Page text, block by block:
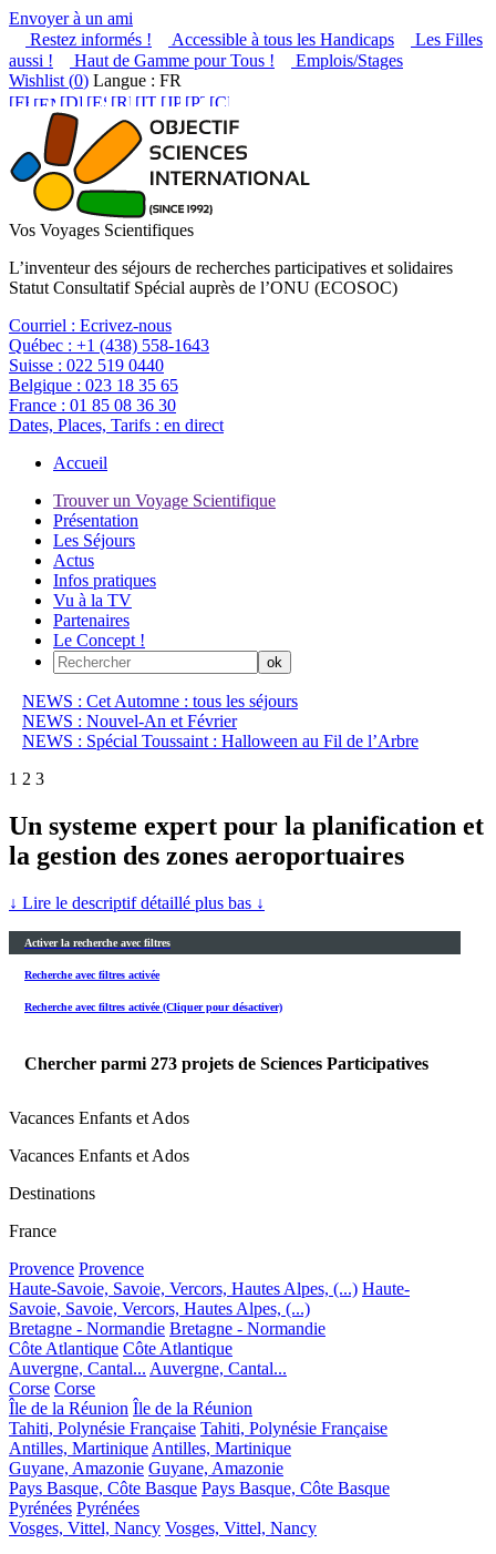
Envoyer à un ami
Restez informés !
Accessible à tous les Handicaps
Les Filles
aussi !
Haut de Gamme pour Tous !
Emplois/Stages
Wishlist (0) Langue : FR
Vos Voyages Scientifiques
L’inventeur des séjours de recherches participatives et solidaires
Statut Consultatif Spécial auprès de l’ONU (ECOSOC)
Courriel : Ecrivez-nous
Québec : +1 (438) 558-1643
Suisse : 022 519 0440
Belgique : 023 18 35 65
France : 01 85 08 36 30
Dates, Places, Tarifs : en direct
Accueil
Trouver un Voyage Scientifique
Présentation
Les Séjours
Actus
Infos pratiques
Vu à la TV
Partenaires
Le Concept !
NEWS : Cet Automne : tous les séjours
NEWS : Nouvel-An et Février
NEWS : Spécial Toussaint : Halloween au Fil de l’Arbre
1 2 3
Un systeme expert pour la planification et
la gestion des zones aeroportuaires
↓ Lire le descriptif détaillé plus bas ↓
Activer la recherche avec filtres
Recherche avec filtres activée
Recherche avec filtres activée (Cliquer pour désactiver)
Chercher parmi 273 projets de Sciences Participatives
Vacances Enfants et Ados
Vacances Enfants et Ados
Destinations
France
Provence Provence
Haute-Savoie, Savoie, Vercors, Hautes Alpes, (...) Haute-
Savoie, Savoie, Vercors, Hautes Alpes, (...)
Bretagne - Normandie Bretagne - Normandie
Côte Atlantique Côte Atlantique
Auvergne, Cantal... Auvergne, Cantal...
Corse Corse
Île de la Réunion Île de la Réunion
Tahiti, Polynésie Française Tahiti, Polynésie Française
Antilles, Martinique Antilles, Martinique
Guyane, Amazonie Guyane, Amazonie
Pays Basque, Côte Basque Pays Basque, Côte Basque
Pyrénées Pyrénées
Vosges, Vittel, Nancy Vosges, Vittel, Nancy